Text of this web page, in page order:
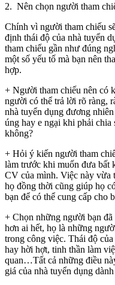
2. Nên chọn người tham
Chính vì người tham chiếu
định thái độ của nhà tuyển
tham chiếu gần như đúng
một số yếu tố mà bạn nên
hợp.
+ Người tham chiếu nên có
người có thể trả lời rõ ràng,
nhà tuyển dụng đương
úng hay e ngại khi phải chia
không?
+ Hỏi ý kiến người tham
làm trước khi muốn đưa bất
CV của mình. Việc này vừa
họ đồng thời cũng giúp họ
bạn để có thể cung cấp cho
+ Chọn những người bạn
hơn ai hết, họ là những
trong công việc. Thái độ
hay hời hợt, tinh thần làm
quan…Tất cả những điều
giá của nhà tuyển dụng